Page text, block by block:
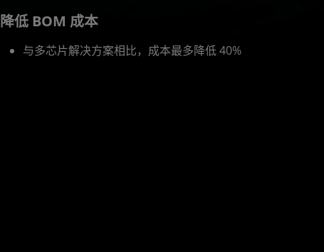
降低 BOM 成本
与多芯片解决方案相比，成本最多降低 40%